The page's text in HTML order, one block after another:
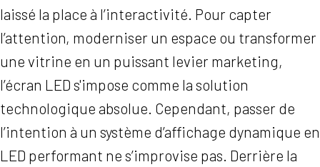
laissé la place à l’interactivité. Pour capter
l’attention, moderniser un espace ou transformer
une vitrine en un puissant levier marketing,
l’écran LED s'impose comme la solution
technologique absolue. Cependant, passer de
l’intention à un système d’affichage dynamique en
LED performant ne s’improvise pas. Derrière la